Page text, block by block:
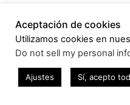
Aceptación de cookies
Utilizamos cookies en
Do not sell my personal
Ajustes Sí, acepto